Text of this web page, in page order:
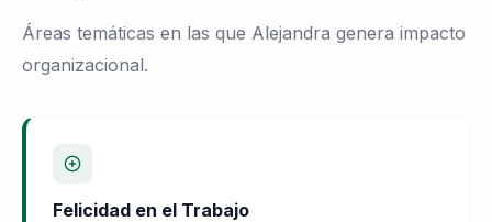
Áreas temáticas en las que Alejandra genera impacto
organizacional.
Felicidad en el Trabajo